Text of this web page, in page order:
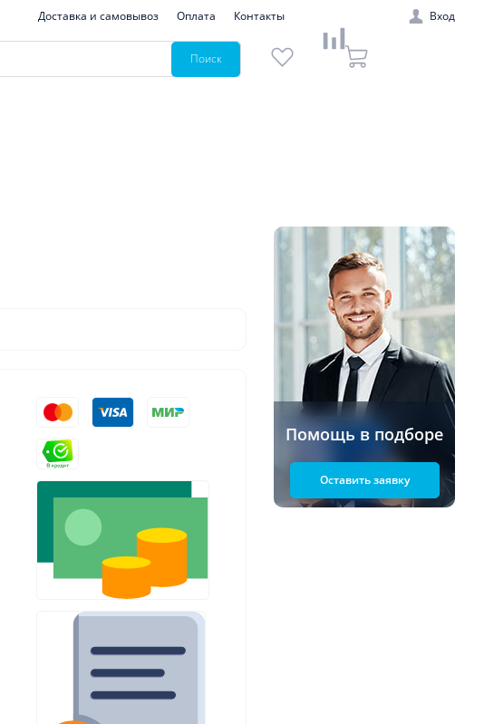
Доставка и самовывоз Оплата Контакты Вход
Поиск
Помощь в подборе
Оставить заявку